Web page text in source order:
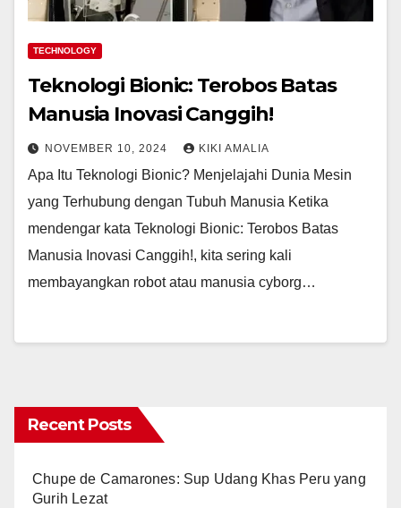
TECHNOLOGY
Teknologi Bionic: Terobos Batas
Manusia Inovasi Canggih!
NOVEMBER 10, 2024 KIKI AMALIA
Apa Itu Teknologi Bionic? Menjelajahi Dunia Mesin
yang Terhubung dengan Tubuh Manusia Ketika
mendengar kata Teknologi Bionic: Terobos Batas
Manusia Inovasi Canggih!, kita sering kali
membayangkan robot atau manusia cyborg…
Recent Posts
Chupe de Camarones: Sup Udang Khas Peru yang
Gurih Lezat